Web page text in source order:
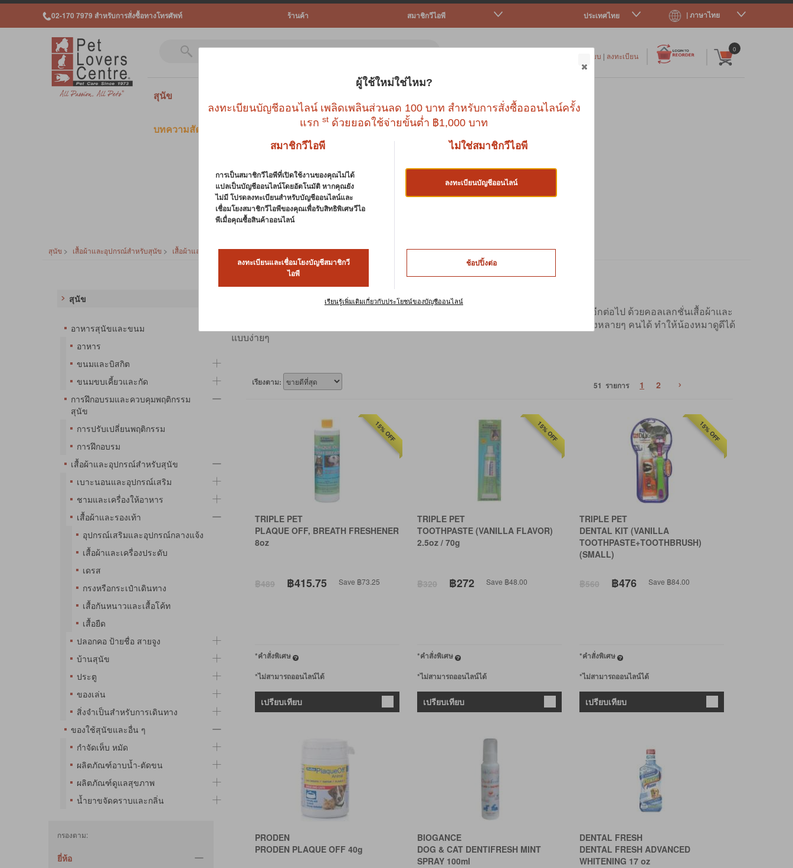
02-170 7979 สำหรับการสั่งซื้อทางโทรศัพท์ ร้านค้า | ภาษาไทย
ประเทศไทย
สมาชิกวีไอพี
0
เข้าสู่ระบบ | ลงทะเบียน
สุนัข
บทความสัตว์เลี้ยง
สุนัข > เสื้อผ้าและอุปกรณ์สำหรับสุนัข > เสื้อผ้าและรองเท้า
สุนัข
อาหารสุนัขและขนม
อาหาร
ขนมและบิสกิต
ขนมขบเคี้ยวและกัด
การฝึกอบรมและควบคุมพฤติกรรม
สุนัข
การปรับเปลี่ยนพฤติกรรม
การฝึกอบรม
เสื้อผ้าและอุปกรณ์สำหรับสุนัข
เบาะนอนและอุปกรณ์เสริม
ชามและเครื่องให้อาหาร
เสื้อผ้าและรองเท้า
อุปกรณ์เสริมและอุปกรณ์กลางแจ้ง
เสื้อผ้าและเครื่องประดับ
เดรส
กรงหรือกระเป๋าเดินทาง
เสื้อกันหนาวและเสื้อโค้ท
เสื้อยืด
ปลอกคอ ป้ายชื่อ สายจูง
บ้านสุนัข
ประตู
ของเล่น
สิ่งจำเป็นสำหรับการเดินทาง
ของใช้สุนัขและอื่น ๆ
กำจัดเห็บ หมัด
ผลิตภัณฑ์อาบน้ำ-ตัดขน
ผลิตภัณฑ์ดูแลสุขภาพ
น้ำยาขจัดคราบและกลิ่น
กรองตาม:
ยี่ห้อ
อินเทรนด์ มีสไตล์ หรือเก๋ไก๋ การดูทันสมัยไม่ได้มีไว้สำหรับเจ้าของสัตว์เลี้ยงเพียงอย่างเดียวอีกต่อไป ด้วยคอลเลกชั่นเสื้อผ้าและ
รองเท้าสำหรับสุนัขของเรา คุณสามารถแต่งตัวให้เพื่อนจอมยุ่งของคุณที่จะดึงดูดสายตาของหลายๆ คนได้ ทำให้น้องหมาดูดีได้
แบบง่ายๆ
เรียงตาม: 51 รายการ 1 2 ›
15% OFF
TRIPLE PET
PLAQUE OFF, BREATH FRESHENER
8oz
฿489 ฿415.75 Save ฿73.25
*คำสั่งพิเศษ
*ไม่สามารถออนไลน์ได้
เปรียบเทียบ
15% OFF
TRIPLE PET
TOOTHPASTE (VANILLA FLAVOR)
2.5oz / 70g
฿320 ฿272 Save ฿48.00
*คำสั่งพิเศษ
*ไม่สามารถออนไลน์ได้
เปรียบเทียบ
15% OFF
TRIPLE PET
DENTAL KIT (VANILLA
TOOTHPASTE+TOOTHBRUSH)
(SMALL)
฿560 ฿476 Save ฿84.00
*คำสั่งพิเศษ
*ไม่สามารถออนไลน์ได้
เปรียบเทียบ
PRODEN
PRODEN PLAQUE OFF 40g
BIOGANCE
DOG & CAT DENTIFRESH MINT
SPRAY 100ml
DENTAL FRESH
DENTAL FRESH ADVANCED
WHITENING 17 oz
ผู้ใช้ใหม่ใช่ไหม?
ลงทะเบียนบัญชีออนไลน์ เพลิดเพลินส่วนลด 100 บาท สำหรับการสั่งซื้อออนไลน์ครั้ง
แรก st ด้วยยอดใช้จ่ายขั้นต่ำ ฿1,000 บาท
สมาชิกวีไอพี ไม่ใช่สมาชิกวีไอพี
การเป็นสมาชิกวีไอพีที่เปิดใช้งานของคุณไม่ได้
แปลเป็นบัญชีออนไลน์โดยอัตโนมัติ หากคุณยัง
ไม่มี โปรดลงทะเบียนสำหรับบัญชีออนไลน์และ
เชื่อมโยงสมาชิกวีไอพีของคุณเพื่อรับสิทธิพิเศษวีไอ
พีเมื่อคุณซื้อสินค้าออนไลน์
ลงทะเบียนบัญชีออนไลน์
ลงทะเบียนและเชื่อมโยงบัญชีสมาชิกวี
ไอพี
ช้อปปิ้งต่อ
เรียนรู้เพิ่มเติมเกี่ยวกับประโยชน์ของบัญชีออนไลน์